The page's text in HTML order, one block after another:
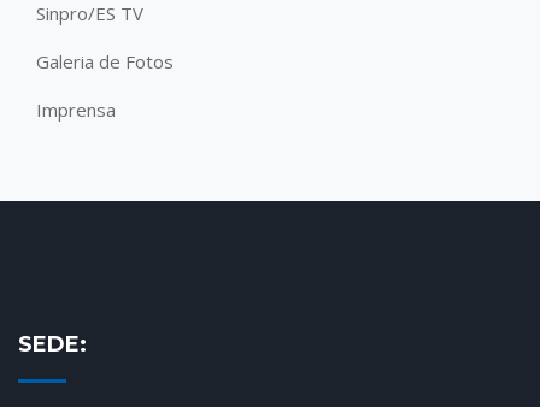
Sinpro/ES TV
Galeria de Fotos
Imprensa
SEDE: